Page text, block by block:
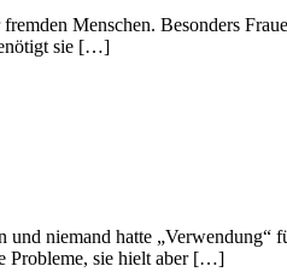
Menschen. Besonders
sie […]
niemand hatte „Verwendung“
Probleme, sie hielt aber […]